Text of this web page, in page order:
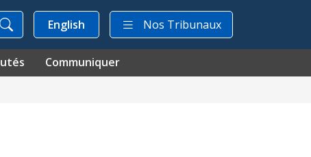
English Nos Tribunaux
Communiquer